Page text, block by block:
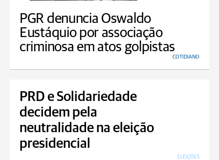
PGR denuncia Oswaldo
Eustáquio por associação
criminosa em atos golpistas
COTIDIANO
PRD e Solidariedade
decidem pela
neutralidade na eleição
presidencial
ELEIÇÕES